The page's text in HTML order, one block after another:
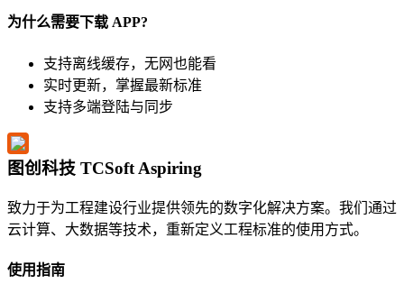
为什么需要下载 APP?
支持离线缓存，无网也能看
实时更新，掌握最新标准
支持多端登陆与同步
图创科技 TCSoft Aspiring
致力于为工程建设行业提供领先的数字化解决方案。我们通过
云计算、大数据等技术，重新定义工程标准的使用方式。
使用指南